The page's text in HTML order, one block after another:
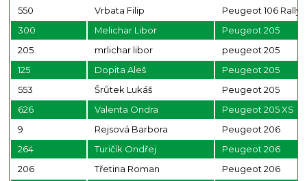
550
Vrbata Filip
Peugeot 106 Rallye
300
Melichar Libor
Peugeot 205
205
mrlichar libor
peugeot 205
125
Dopita Aleš
Peugeot 205
553
Šrůtek Lukáš
Peugeot 205
626
Valenta Ondra
Peugeot 205 XS
9
Rejsová Barbora
Peugeot 206
264
Turičík Ondřej
Peugeot 206
206
Třetina Roman
Peugeot 206